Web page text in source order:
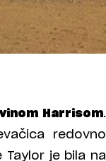
Harrisom.
redovno
Taylor je bila na